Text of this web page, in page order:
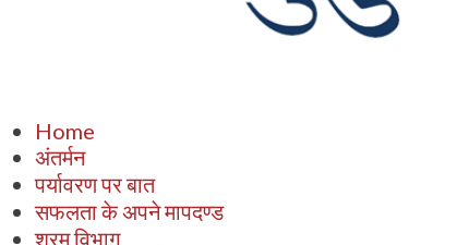
Home
अंतर्मन
पर्यावरण पर बात
सफलता के अपने मापदण्ड
श्रम विभाग